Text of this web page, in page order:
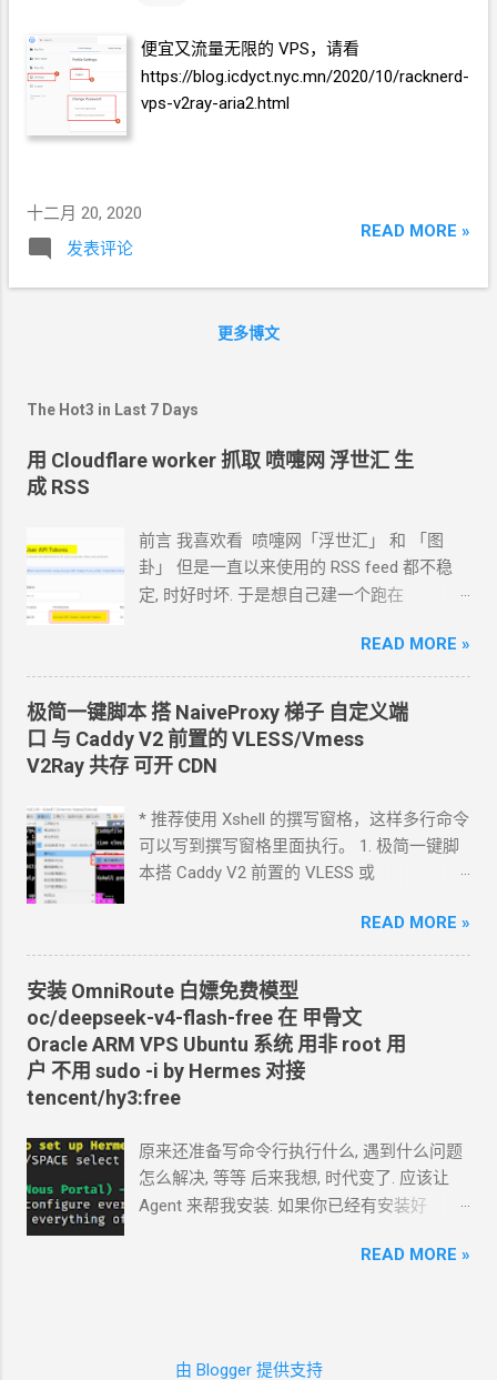
便宜又流量无限的 VPS，请看
https://blog.icdyct.nyc.mn/2020/10/racknerd-
vps-v2ray-aria2.html
十二月 20, 2020
发表评论
READ MORE »
更多博文
The Hot3 in Last 7 Days
用 Cloudflare worker 抓取 喷嚏网 浮世汇 生
成 RSS
前言 我喜欢看 喷嚏网「浮世汇」 和 「图
卦」 但是一直以来使用的 RSS feed 都不稳
定, 时好时坏. 于是想自己建一个跑在
Hermes 对接 grok-4.5 下面的引用框里面都是
我发给 Agent 的自然语言 我要创建一个
cloudflare 的 API token, 这个 token 有最大的
权限, 可以用来创建各种小权限的 API token.
告诉我应该怎样一步一步操作. * 我的
以截图发给 Agent 问应该点哪里. 如果你的
Agent 跑在你自己电脑上, 你让 Agent 自己操
作电脑的浏览器就行了. 你应该创建这么一个
cloudflare
token 有 Account.API Tokens, User.API
Tokens 的权限
cfut_*************************************
*********** 在你自己的 .env 文件中保存好
新建一个 cloudflare worker , 测试能否获取
这个页面的内容
https://www.dapenti.com/blog/blog-
subjectid=184&name=xilei Agent 返回的结果
看起来正常 我现在需要你通过 这个 worker
生成 RSS 输出 一会儿 Agent 就完成了 用浏
软件试了一下, 正常. 接下来, 做一
description (500
字) 条数降到 10 篇全文
READ MORE »
极简一键脚本 搭 NaiveProxy梯子 自定义端
口 与 Caddy V2 前置的VLESS/Vmess
V2Ray共存 可开 CDN
* 推荐使用 Xshell 的撰写窗格，这样多行命令
可以写到撰写窗格里面执行。 1. 极简一键脚
本搭 Caddy V2 前置的 VLESS 或
关掉 bash
<(curl -L
https://github.com/crazypeace/v2ray_wss/ra
w/main/install.sh) 搭完自己检查一下是否能
正常使用 CDN
可以开 2. 搭建
NaiveProxy 2.1
设置域名解析, 如 np.mydomain.com , CDN
掉 -update- 所有以下这些步骤，我做成了一
用手搓了。 bash <(curl -L
https://github.com/crazypeace/naive/raw/m
ain/install.sh) 2.2 用 Caddy 官方脚本安装
https://caddyserver.com/docs/install#debian
'https://dl.cloudsmith.io/public/caddy/stable/
READ MORE »
安装 OmniRoute 白嫖免费模型
oc/deepseek-v4-flash-free 在 甲骨文
Oracle ARM VPS Ubuntu 系统 用非 root 用
户 不用 sudo -i by Hermes 对接
tencent/hy3:free
原来还准备写命令行执行什么, 遇到什么问题
怎么解决, 等等 后来我想, 时代变了. 应该让
Agent 来帮我安装. 如果你已经有安装好
的 SSH 用户名和密码告诉 TA 就行了. 怎么使
安装, 用非 root 用户 不用
READ MORE »
由 Blogger 提供支持